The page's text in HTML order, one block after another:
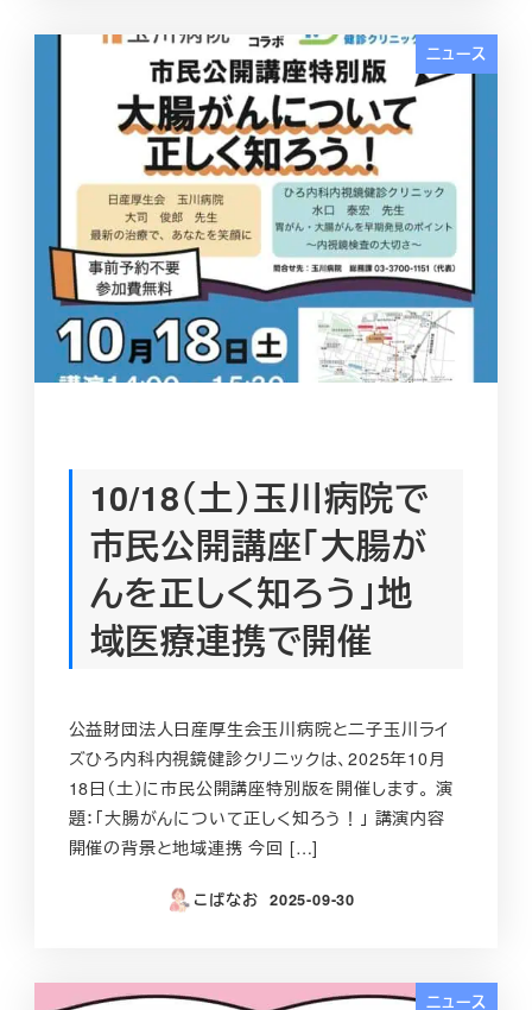
ニュース
10/18（土）玉川病院で
市民公開講座「大腸が
んを正しく知ろう」地
域医療連携で開催
公益財団法人日産厚生会玉川病院と二子玉川ライ
ズひろ内科内視鏡健診クリニックは、2025年10月
18日（土）に市民公開講座特別版を開催します。 演
題：「大腸がんについて正しく知ろう！」 講演内容
開催の背景と地域連携 今回 […]
こばなお
投稿日
2025-09-30
ニュース